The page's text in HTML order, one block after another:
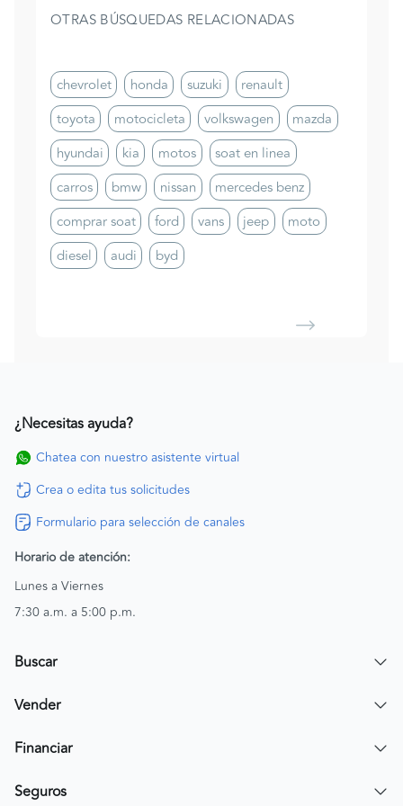
OTRAS BÚSQUEDAS RELACIONADAS
chevrolet honda suzuki
renault
toyota
motocicleta volkswagen
mazda
hyundai
kia motos
soat en linea
carros
bmw nissan
mercedes benz
comprar soat
ford vans jeep
moto
diesel
audi byd
¿Necesitas ayuda?
Chatea con nuestro asistente virtual
Crea o edita tus solicitudes
Formulario para selección de canales
Horario de atención:
Lunes a Viernes
7:30 a.m. a 5:00 p.m.
Buscar
Encuentra un carro
Vender
Publicar mi vehículo
Financiar
Simular crédito
Seguros